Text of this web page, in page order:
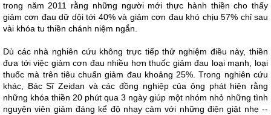
trong năm 2011 rằng những người mới thực hành thiền cho thấy
giảm cơn đau dữ dội tới 40% và giảm cơn đau khó chịu 57% chỉ sau
vài khóa tu thiền chánh niệm ngắn.
Dù các nhà nghiên cứu không trực tiếp thử nghiệm điều này, thiền
đưa tới việc giảm cơn đau nhiều hơn thuốc giảm đau loại mạnh, loại
thuốc mà trên tiêu chuẩn giảm đau khoảng 25%. Trong nghiên cứu
khác, Bác Sĩ Zeidan và các đồng nghiệp của ông phát hiện rằng
những khóa thiền 20 phút qua 3 ngày giúp một nhóm nhỏ những tình
nguyện viên giảm đáng kể độ nhạy cảm với những điện giật nhẹ --